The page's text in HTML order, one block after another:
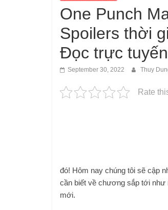
One Punch
Spoilers thời
Đọc trực
September 30, 2022 Thuy
Rate
đó! Hôm nay chúng tôi sẽ cập
cần biết về chương sắp tới như
mới.